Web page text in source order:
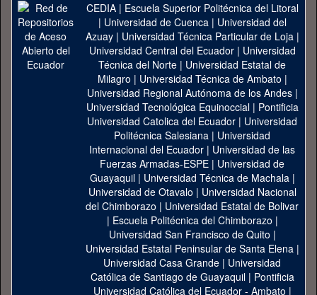
CEDIA| Escuela Superior Politécnica del Litoral
| Universidad de Cuenca| Universidad del
Azuay| Universidad Técnica Particular de Loja|
Universidad Central del Ecuador| Universidad
Técnica del Norte | Universidad Estatal de
Milagro | Universidad Técnica de Ambato |
Universidad Regional Autónoma de los Andes|
Universidad Tecnológica Equinoccial| Pontificia
Universidad Catolica del Ecuador | Universidad
Politécnica Salesiana | Universidad
Internacional del Ecuador | Universidad de las
Fuerzas Armadas-ESPE | Universidad de
Guayaquil| Universidad Técnica de Machala|
Universidad de Otavalo | Universidad Nacional
del Chimborazo | Universidad Estatal de Bolivar
| Escuela Politécnica del Chimborazo |
Universidad San Francisco de Quito |
Universidad Estatal Peninsular de Santa Elena|
Universidad Casa Grande | Universidad
Católica de Santiago de Guayaquil| Pontificia
Universidad Católica del Ecuador - Ambato |